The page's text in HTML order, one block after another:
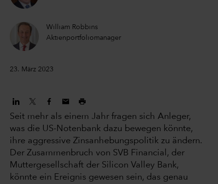
William Robbins
Aktienportfoliomanager
23. März 2023
Seit mehr als einem Jahr fragen sich Anleger,
was die US-Notenbank dazu bewegen könnte,
ihre aggressive Zinsanhebungspolitik zu ändern.
Der Zusammenbruch von SVB Financial, der
Muttergesellschaft der Silicon Valley Bank,
könnte ein Ereignis gewesen sein, das genau